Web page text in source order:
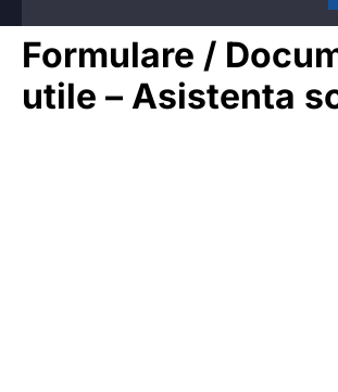
Formulare /
utile – Asistenta